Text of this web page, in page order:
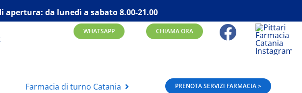
apertura: da lunedì a sabato 8.00-21.00
WHATSAPP CHIAMA ORA
Farmacia di turno Catania PRENOTA SERVIZI FARMACIA >